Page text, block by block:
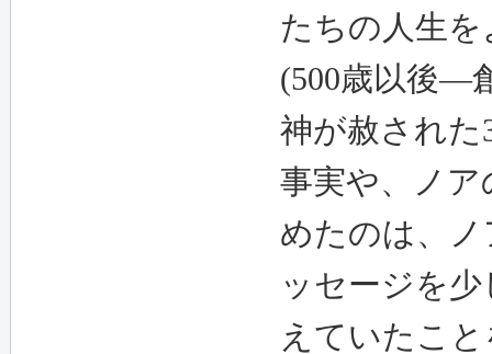
たちの人生
(500歳以後―
神が赦された
事実や、ノア
めたのは、
ッセージを
えていたこ